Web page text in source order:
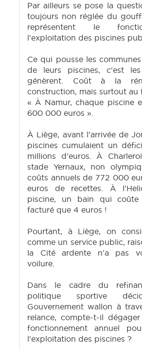
Par ailleurs se pose la
toujours non réglée du
représentent le
l'exploitation des piscines
Ce qui pousse les
de leurs piscines, c'est
génèrent. Coût à la
construction, mais surtout au
« À Namur, chaque piscine
600 000 euros ».
À Liège, avant l'arrivée de
piscines cumulaient un
millions d'euros. À
stade Yernaux, non
coûts annuels de 772 000
euros de recettes. À
piscine, un bain qui coûte
facturé que 4 euros !
Pourtant, à Liège, on
comme un service public,
la Cité ardente n'a pas
voilure.
Dans le cadre du
politique sportive
Gouvernement wallon à
relance, compte-t-il
fonctionnement annuel
l'exploitation des piscines ?